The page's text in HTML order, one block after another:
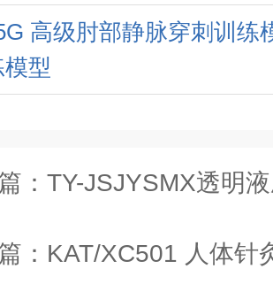
高级肘部静脉穿刺训练
型
： TY-JSJYSMX透明液压注塑
： KAT/XC501 人体针灸模型 178CM（